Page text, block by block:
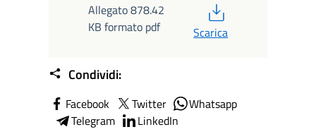
Allegato 878.42
KB formato pdf
Scarica
Condividi:
Facebook Twitter
Whatsapp
Telegram
LinkedIn